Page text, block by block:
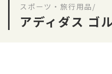
スポーツ・旅行用品/
アディダス ゴ